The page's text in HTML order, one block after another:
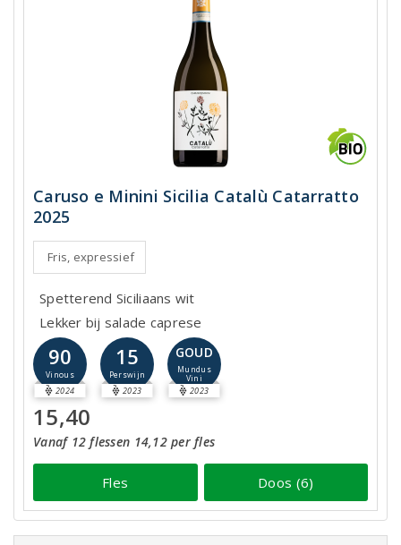
Caruso e Minini Sicilia Catalù Catarratto
2025
Fris, expressief
Spetterend Siciliaans wit
Lekker bij salade caprese
90
Vinous
2024
15
Perswijn
2023
GOUD
Mundus
Vini
2023
15,40
Vanaf 12 flessen 14,12 per fles
Fles Doos (6)